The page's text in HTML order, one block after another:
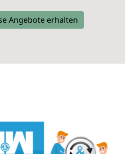
Angebote erhalten